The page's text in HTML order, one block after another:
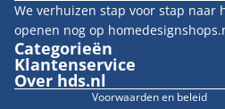
We verhuizen stap voor stap naar
openen nog op
Categorieën
Klantenservice
Over hds.nl
Voorwaarden en beleid
Verzendbeleid
Wettelijke kennisgeving
Cookievoorkeuren